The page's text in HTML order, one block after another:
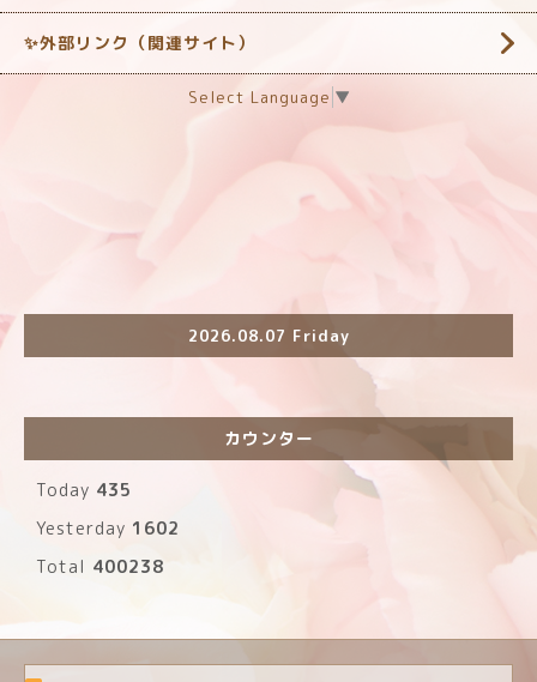
✨外部リンク（関連サイト）
Select Language ▼
2026.08.07 Friday
カウンター
Today 435
Yesterday 1602
Total 400238